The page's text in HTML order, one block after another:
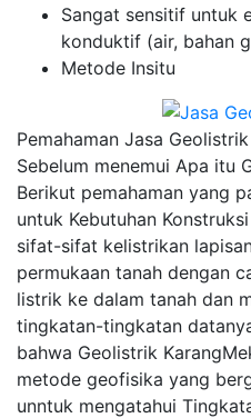
Sangat sensitif untuk
konduktif (air, bahan
Metode Insitu
Pemahaman Jasa
Sebelum menemui Apa itu
Berikut pemahaman yang
untuk Kebutuhan
sifat-sifat kelistrikan
permukaan tanah dengan
listrik ke dalam tanah dan
tingkatan-tingkatan
bahwa Geolistrik
metode geofisika yang
unntuk mengatahui